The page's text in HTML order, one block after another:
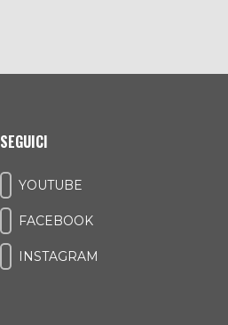
SEGUICI
YOUTUBE
FACEBOOK
INSTAGRAM